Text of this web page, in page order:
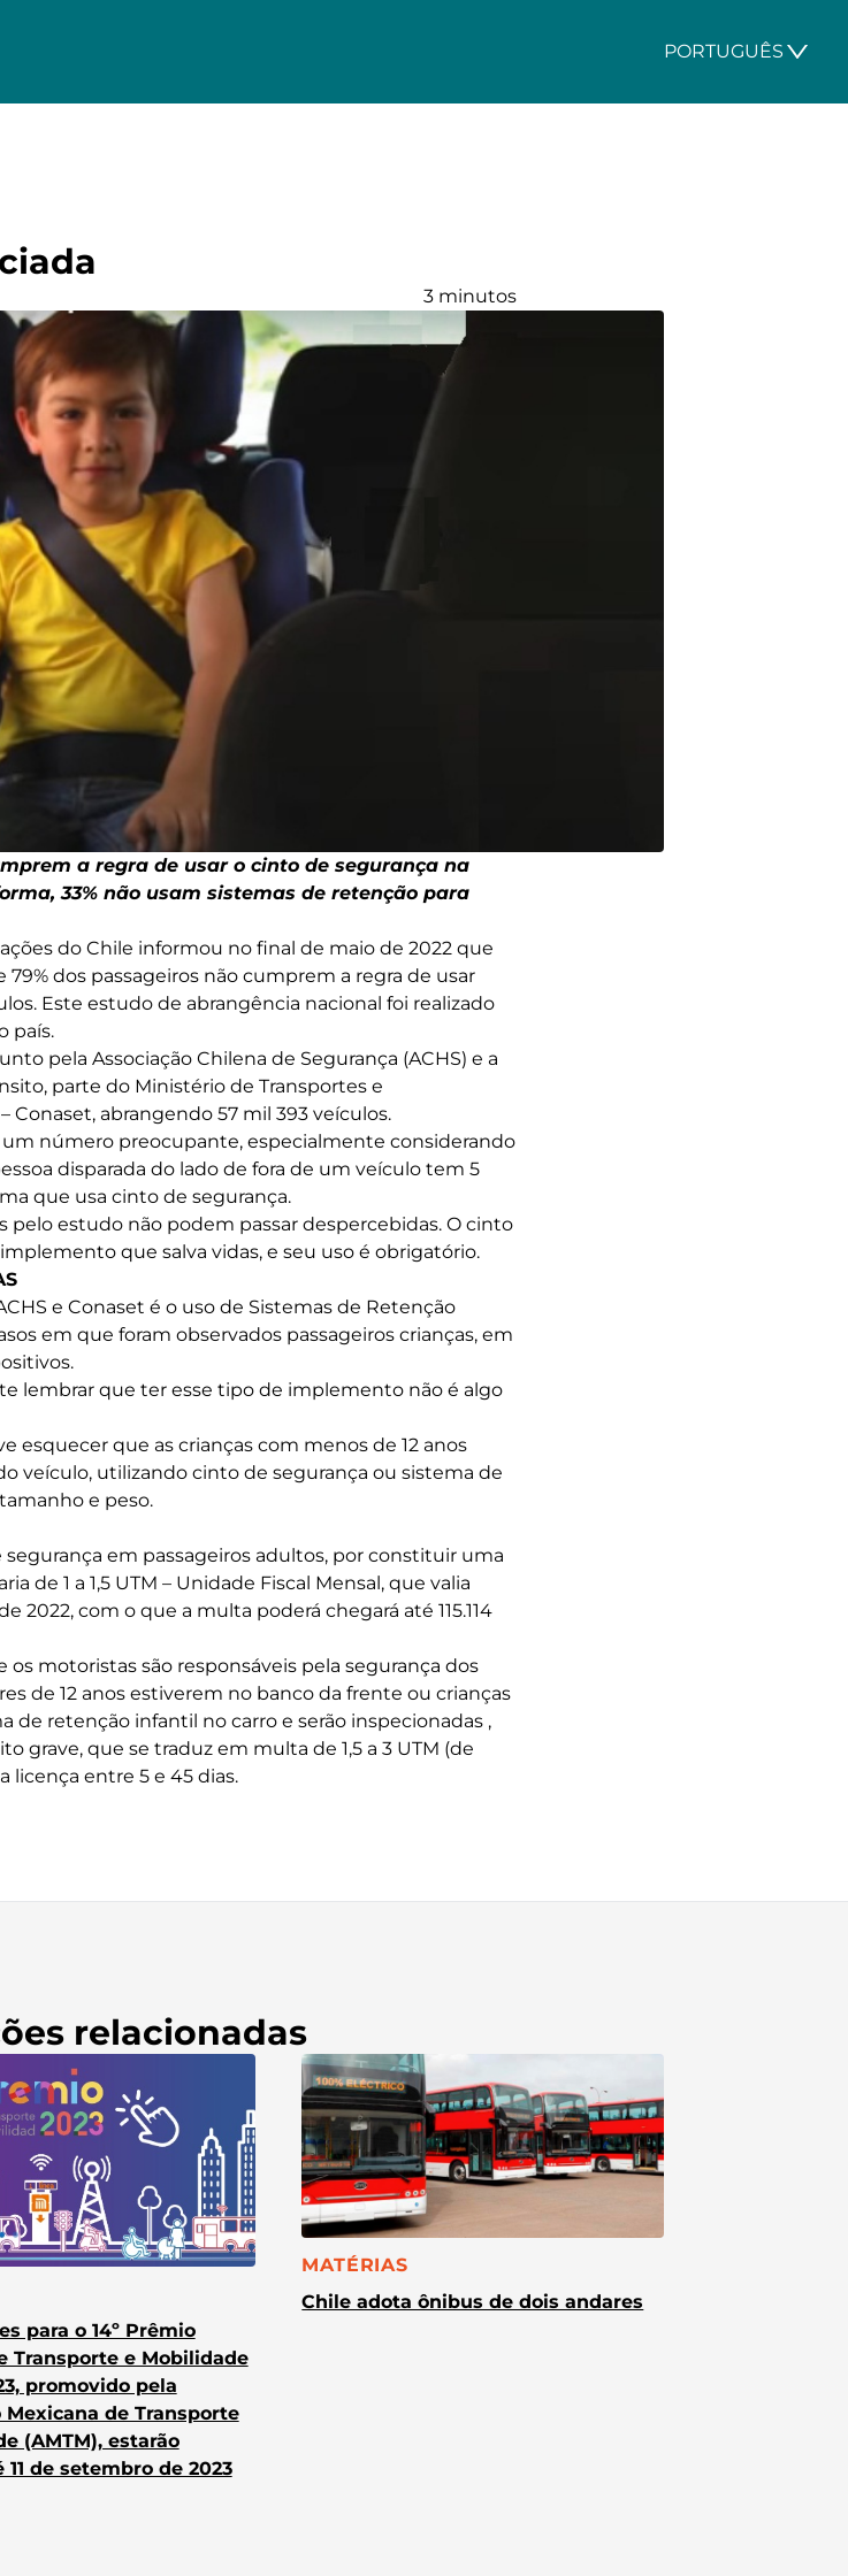
PORTUGUÊS
3 minutos
a regra de usar o cinto de segurança na
33% não usam sistemas de retenção para
do Chile informou no final de maio de 2022 que
dos passageiros não cumprem a regra de usar
Este estudo de abrangência nacional foi realizado
país.
pela Associação Chilena de Segurança (ACHS) e a
parte do Ministério de Transportes e
Conaset, abrangendo 57 mil 393 veículos.
número preocupante, especialmente considerando
disparada do lado de fora de um veículo tem 5
que usa cinto de segurança.
pelo estudo não podem passar despercebidas. O cinto
que salva vidas, e seu uso é obrigatório.
e Conaset é o uso de Sistemas de Retenção
em que foram observados passageiros crianças, em
lembrar que ter esse tipo de implemento não é algo
esquecer que as crianças com menos de 12 anos
veículo, utilizando cinto de segurança ou sistema de
e peso.
em passageiros adultos, por constituir uma
de 1 a 1,5 UTM – Unidade Fiscal Mensal, que valia
2022, com o que a multa poderá chegará até 115.114
motoristas são responsáveis ​​pela segurança dos
de 12 anos estiverem no banco da frente ou crianças
de retenção infantil no carro e serão inspecionadas ,
grave, que se traduz em multa de 1,5 a 3 UTM (de
licença entre 5 e 45 dias.
relacionadas
para o 14º Prêmio
Transporte e Mobilidade
promovido pela
Mexicana de Transporte
(AMTM), estarão
de setembro de 2023
CATEGORIA:
MATÉRIAS
Chile adota ônibus de dois andares